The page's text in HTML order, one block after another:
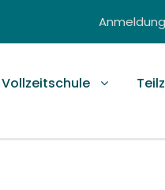
Anmeldung
Vollzeitschule